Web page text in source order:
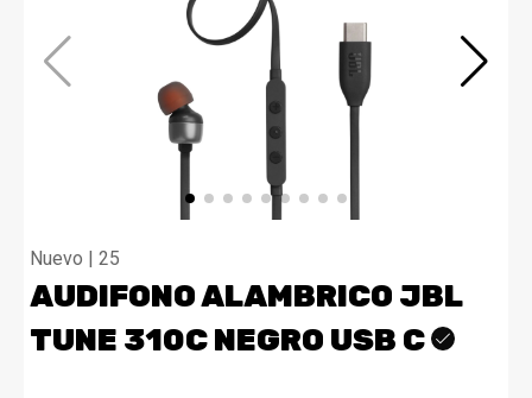
Nuevo | 25
AUDIFONO ALAMBRICO JBL
TUNE 310C NEGRO USB C